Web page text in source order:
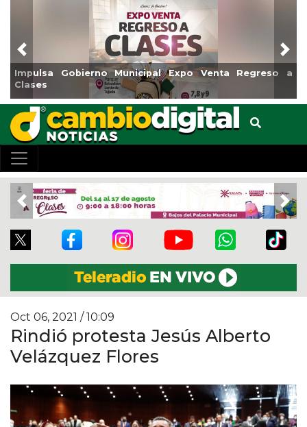
Impulsa Gobierno Municipal Expo Venta Regreso a
Clases
Previous
Previous
Oct 06, 2021 / 10:09
Rindió protesta Jesús Alberto
Velázquez Flores